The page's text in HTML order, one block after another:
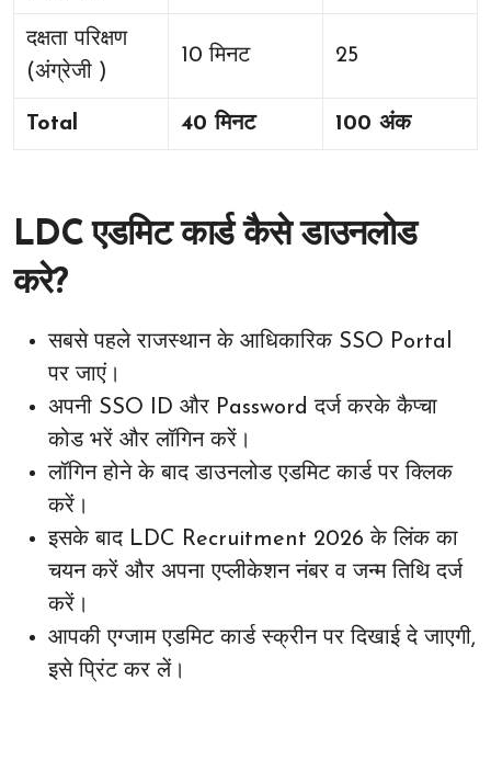
दक्षता परिक्षण
(अंग्रेजी )
10 मिनट 25
Total 40 मिनट 100 अंक
LDC एडमिट कार्ड कैसे डाउनलोड
करे?
सबसे पहले राजस्थान के आधिकारिक SSO Portal
पर जाएं।
अपनी SSO ID और Password दर्ज करके कैप्चा
कोड भरें और लॉगिन करें।
लॉगिन होने के बाद डाउनलोड एडमिट कार्ड पर क्लिक
करें।
इसके बाद LDC Recruitment 2026 के लिंक का
चयन करें और अपना एप्लीकेशन नंबर व जन्म तिथि दर्ज
करें।
आपकी एग्जाम एडमिट कार्ड स्क्रीन पर दिखाई दे जाएगी,
इसे प्रिंट कर लें।